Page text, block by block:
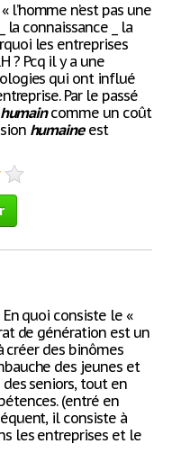
l’homme n’est pas une
la connaissance _ la
les entreprises
? Pcq il y a une
qui ont influé
Par le passé
humaincomme un coût
humaineest
En quoi consiste le «
de génération est un
créer des binômes
des jeunes et
seniors, tout en
(entré en
il consiste à
les entreprises et le